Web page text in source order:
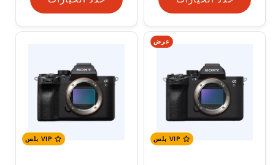
عرض